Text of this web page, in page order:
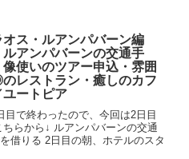
オス・ルアンパバーン編
アンパバーンの交通手
像使いのツアー申込・雰囲
レストラン・癒しのカフ
ユートピア
で終わったので、今回は2日目
らから↓ ルアンパバーンの交通
借りる 2日目の朝、ホテルのスタ